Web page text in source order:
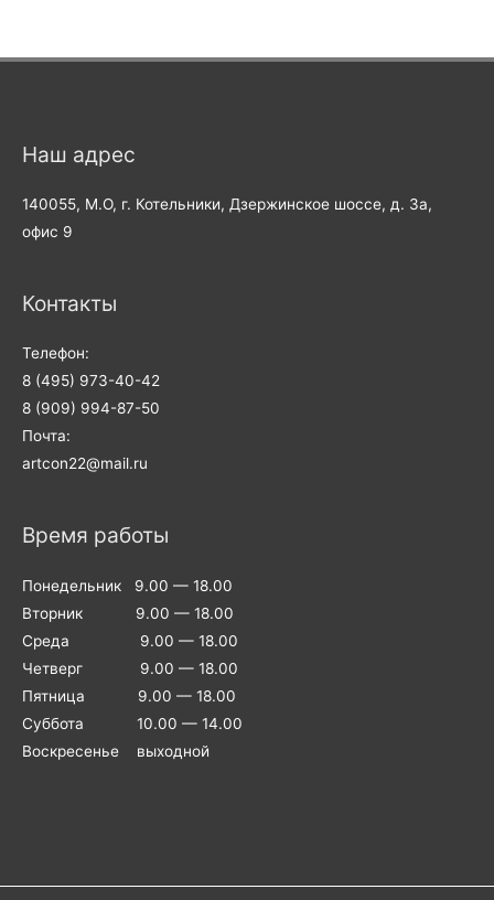
Наш адрес
140055, М.О, г. Котельники, Дзержинское шоссе, д. 3а,
офис 9
Контакты
Телефон:
8 (495) 973-40-42
8 (909) 994-87-50
Почта:
artcon22@mail.ru
Время работы
Понедельник 9.00 — 18.00
Вторник 9.00 — 18.00
Среда 9.00 — 18.00
Четверг 9.00 — 18.00
Пятница 9.00 — 18.00
Суббота 10.00 — 14.00
Воскресенье выходной